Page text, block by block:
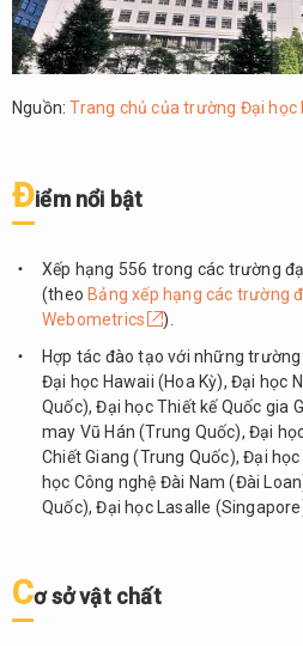
Nguồn:Trang chủ của trường Đại học
Điểm nổi bật
Xếp hạng 556 trong các trường
(theo Bảng xếp hạng các trường
Webometrics
).
Hợp tác đào tạo với những
Đại học Hawaii (Hoa Kỳ), Đại học
Quốc), Đại học Thiết kế Quốc gia
may Vũ Hán (Trung Quốc), Đại
Chiết Giang (Trung Quốc), Đại
học Công nghệ Đài Nam (Đài
Quốc), Đại học Lasalle
Cơsởvật chất